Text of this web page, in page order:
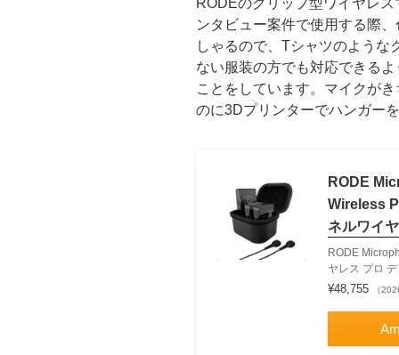
RODEのクリップ型ワイヤレ
ンタビュー案件で使用する際
しゃるので、Tシャツのような
ない服装の方でも対応できる
ことをしています。マイクが
のに3Dプリンターでハンガー
RODE
Wireless
ネルワイ
RODE
ヤレス プロ
¥48,755 （